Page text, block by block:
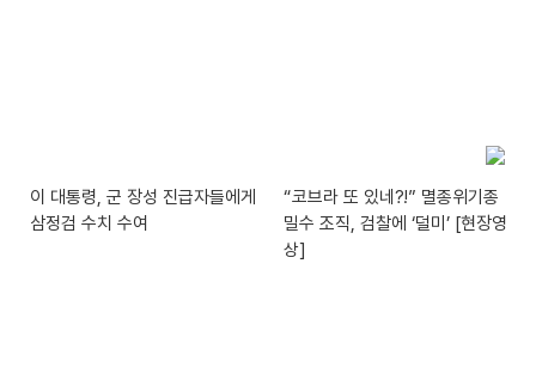
이 대통령, 군 장성 진급자들에게
삼정검 수치 수여
“코브라 또 있네?!” 멸종위기종
밀수 조직, 검찰에 ‘덜미’ [현장영
상]